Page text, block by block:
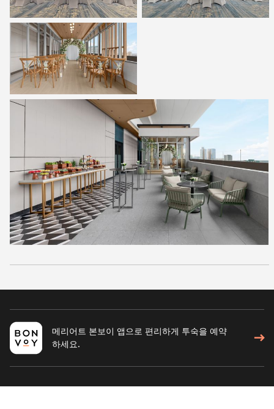
메리어트 본보이 앱으로 편리하게 투숙을 예약
하세요.